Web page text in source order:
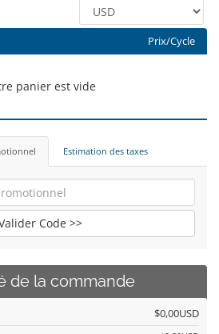
Prix/Cycle
panier est vide
Estimation des taxes
Code >>
de la commande
$0,00USD